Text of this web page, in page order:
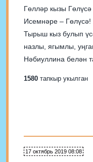
Гөлләр кызы Гөлүсә Гөлбакчада гөлләр үсә,
Исемнәре ‒
Тырыш кыз булып үсә! Бүген без сезне
назлы, ягымлы,
Нәбиуллина белән
чәчкәседәй матур,
1580 тапкыр укылган
17 октябрь 2019 08:08